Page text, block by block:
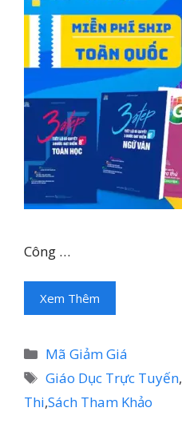
Công …
Xem Thêm
Danh
mục
Mã Giảm Giá
Thẻ
Giáo Dục Trực Tuyến,
Thi,Sách Tham Khảo